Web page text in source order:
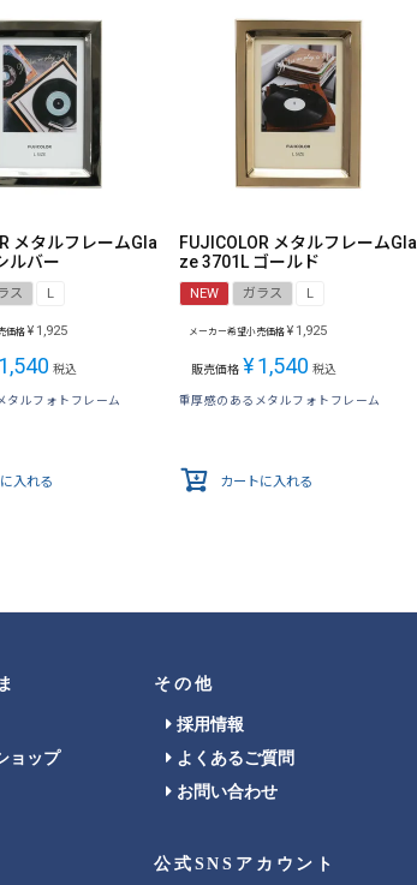
メタルフレームGla
ルバー
ス L
価格 ¥ 1,925
1,540 税込
タルフォトフレーム
入れる
FUJICOLOR メタルフレームGla
ze 3701L ゴールド
NEW ガラス L
メーカー希望小売価格 ¥ 1,925
販売価格 ¥1,540 税込
重厚感のあるメタルフォトフレーム
カートに入れる
ョップ
その他
採用情報
よくあるご質問
お問い合わせ
公式SNSアカウント